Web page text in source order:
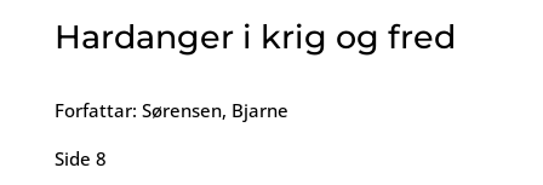
Hardanger i krig og fred
Forfattar: Sørensen, Bjarne
Side 8